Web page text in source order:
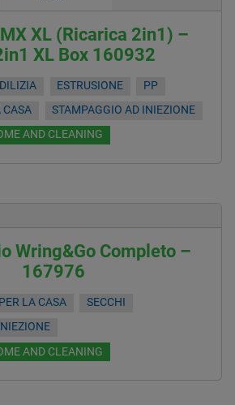
XL (Ricarica 2in1) –
XL Box 160932
ESTRUSIONE
PP
CASA
STAMPAGGIO AD INIEZIONE
AND CLEANING
Wring&Go Completo –
167976
LA CASA
SECCHI
AND CLEANING